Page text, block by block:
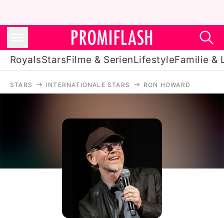
RoyalsStarsFilme & SerienLifestyleFamilie &
Filme & Serien
Lifestyle
Familie & Liebe
Promiflash Exklusiv
STARS INTERNATIONALE STARS RON HOWARD